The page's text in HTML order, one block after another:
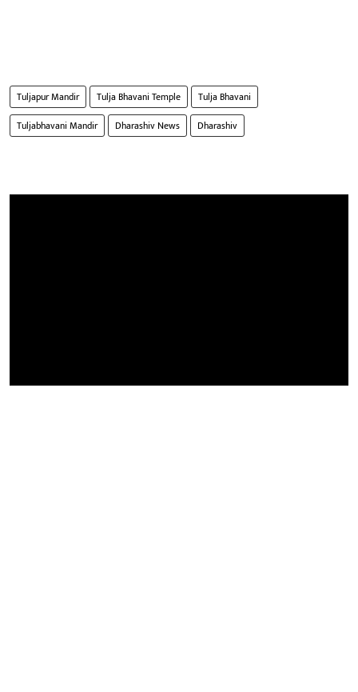
Tuljapur Mandir Tulja Bhavani Temple
Tulja Bhavani
Tuljabhavani Mandir
Dharashiv News Dharashiv